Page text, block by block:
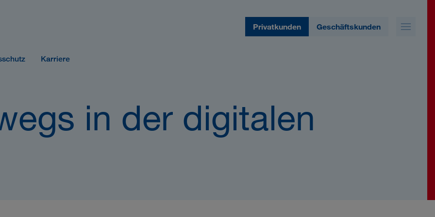
Privatkunden Geschäftskunden
Karriere
in der digitalen